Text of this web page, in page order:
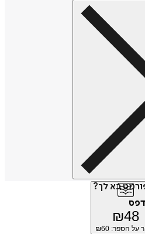
בא לך?
₪48
על הספר: ₪ 60